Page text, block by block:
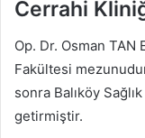
Cerrahi
Op. Dr. Osman
Fakültesi
sonra Balıköy
getirmiştir.